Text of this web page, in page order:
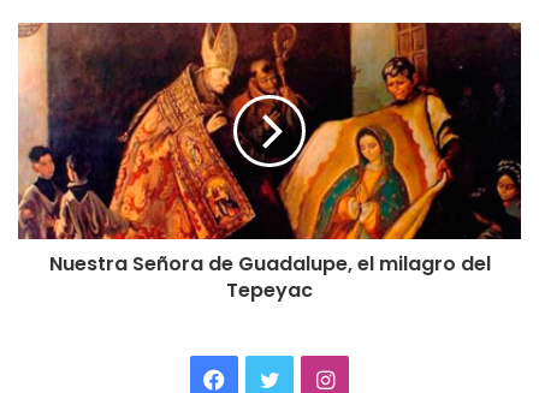
Nuestra Señora de Guadalupe, el milagro del
Tepeyac
Facebook
TwitterInstagram